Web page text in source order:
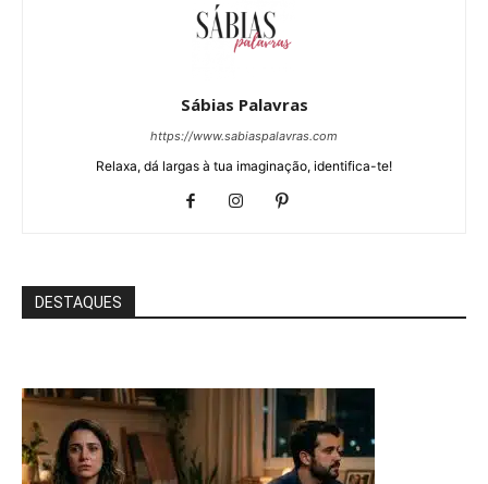
Sábias Palavras
https://www.sabiaspalavras.com
Relaxa, dá largas à tua imaginação, identifica-te!
DESTAQUES